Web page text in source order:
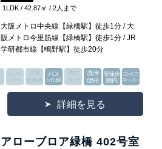
1LDK / 42.87㎡ / 2人まで
大阪メトロ中央線【緑橋駅】徒歩1分 / 大
阪メトロ今里筋線【緑橋駅】徒歩1分 / JR
学研都市線【鴫野駅】徒歩20分
詳細を見る
アローブロア緑橋 402号室